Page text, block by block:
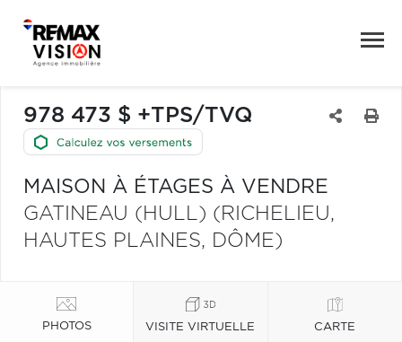
978 473 $ +TPS/TVQ
MAISON À ÉTAGES À VENDRE
GATINEAU (HULL) (RICHELIEU,
HAUTES PLAINES, DÔME)
PHOTOS VISITE VIRTUELLE CARTE